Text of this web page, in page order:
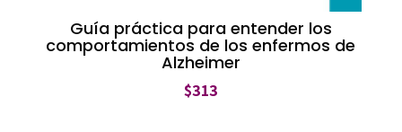
Guía práctica para entender los
comportamientos de los enfermos de
Alzheimer
$313